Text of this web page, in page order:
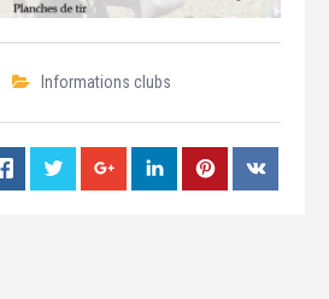
Informations clubs